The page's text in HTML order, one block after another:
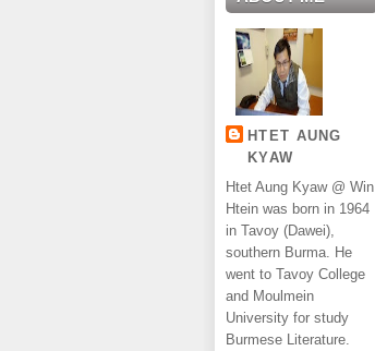
HTET AUNG
KYAW
Htet Aung Kyaw @ Win
Htein was born in 1964
in Tavoy (Dawei),
southern Burma. He
went to Tavoy College
and Moulmein
University for study
Burmese Literature.